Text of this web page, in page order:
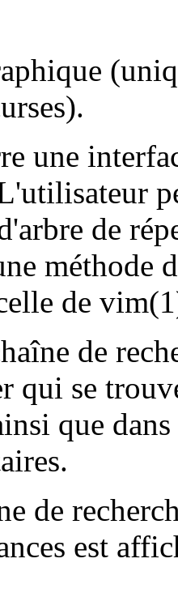
une
de
méthode
de
de
qui se
que
de
est